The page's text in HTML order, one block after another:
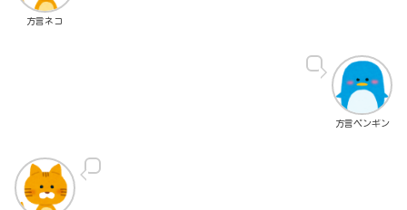
方言ネコ
方言ペンギン